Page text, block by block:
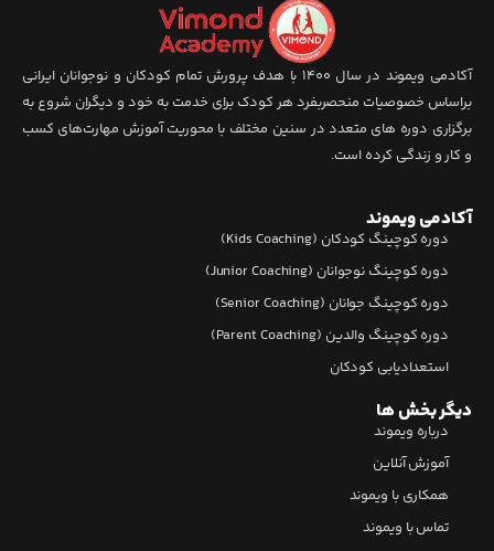
آکادمی ویموند در سال 1400 با هدف پرورش تمام کودکان و نوجوانان ایرانی
براساس خصوصیات منحصربفرد هر کودک برای خدمت به خود و دیگران شروع به
برگزاری دوره های متعدد در سنین مختلف با محوریت آموزش مهارت‌های کسب
و کار و زندگی کرده است.
آکادمی ویموند
دوره کوچینگ کودکان (Kids Coaching)
دوره کوچینگ نوجوانان (Junior Coaching)
دوره کوچینگ جوانان (Senior Coaching)
دوره کوچینگ والدین (Parent Coaching)
استعدادیابی کودکان
دیگر بخش ها
درباره ویموند
آموزش آنلاین
همکاری با ویموند
تماس با ویموند